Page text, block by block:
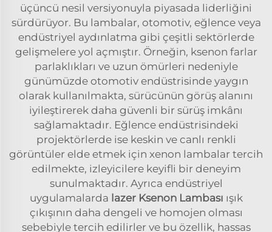
üçüncü nesil versiyonuyla piyasada liderliğini
sürdürüyor. Bu lambalar, otomotiv, eğlence veya
endüstriyel aydınlatma gibi çeşitli sektörlerde
gelişmelere yol açmıştır. Örneğin, ksenon farlar
parlaklıkları ve uzun ömürleri nedeniyle
günümüzde otomotiv endüstrisinde yaygın
olarak kullanılmakta, sürücünün görüş alanını
iyileştirerek daha güvenli bir sürüş imkânı
sağlamaktadır. Eğlence endüstrisindeki
projektörlerde ise keskin ve canlı renkli
görüntüler elde etmek için xenon lambalar tercih
edilmekte, izleyicilere keyifli bir deneyim
sunulmaktadır. Ayrıca endüstriyel
uygulamalarda lazer Ksenon Lambası ışık
çıkışının daha dengeli ve homojen olması
sebebiyle tercih edilirler ve bu özellik, hassas